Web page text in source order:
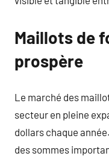
Maillots de
prospère
Le marché des
secteur en pleine
dollars chaque
des sommes